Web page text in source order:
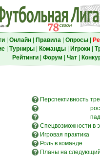
| Онлайн| Правила| Опросы|
| Турниры| Команды| Игроки|
Рейтинги| Форум Чат|
Перспективность
Спецвозможности в
Игровая практика
Роль в команде
Планы на